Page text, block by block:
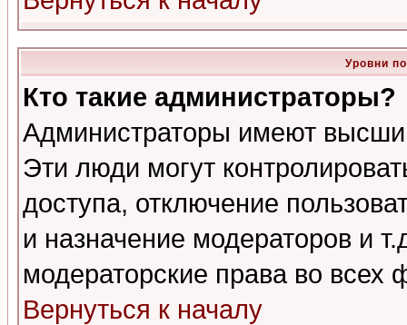
Уровни
Кто такие администраторы?
Администраторы имеют
Эти люди могут
доступа, отключение
и назначение модераторов и
модераторские права во всех
Вернуться к началу